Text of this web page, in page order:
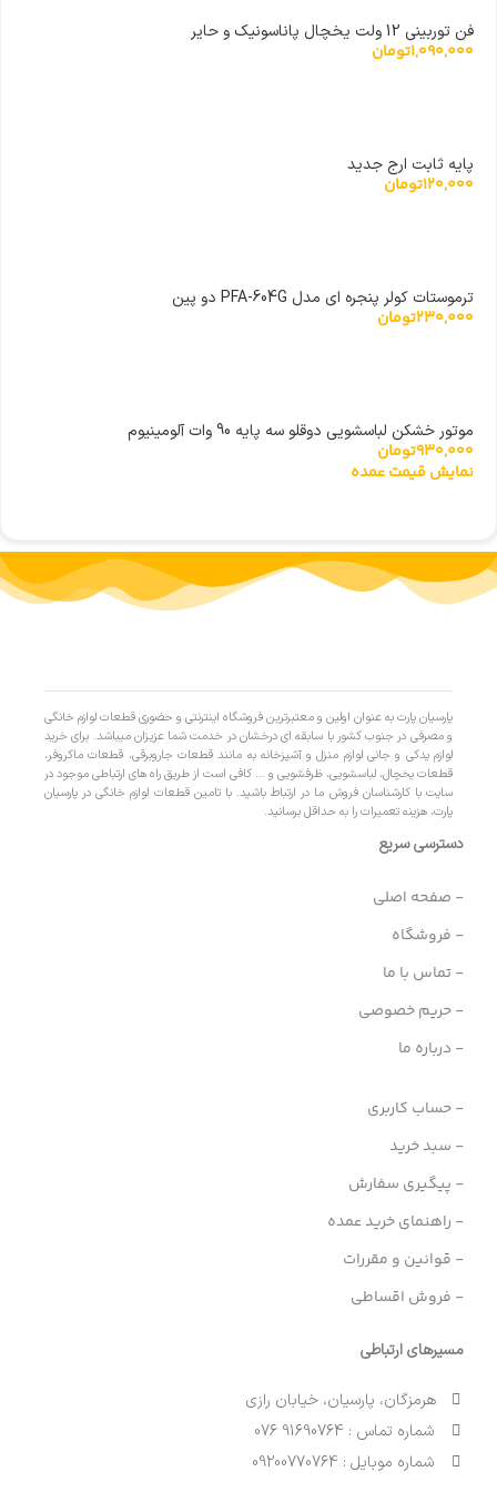
فن توربینی 12 ولت یخچال پاناسونیک و حایر
1,090,000تومان
پایه ثابت ارج جدید
120,000تومان
ترموستات کولر پنجره ای مدل PFA-604G دو پین
230,000تومان
موتور خشکن لباسشویی دوقلو سه پایه 90 وات آلومینیوم
930,000تومان
نمایش قیمت عمده
پارسیان پارت به عنوان اولین و معتبرترین فروشگاه اینترنتی و حضوری قطعات لوازم خانگی
و مصرفی در جنوب کشور با سابقه ای درخشان در خدمت شما عزیزان میباشد. برای خرید
لوازم یدکی و جانی لوازم منزل و آشپزخانه به مانند قطعات جاروبرقی، قطعات ماکروفر،
قطعات یخچال، لباسشویی، ظرفشویی و … کافی است از طریق راه های ارتباطی موجود در
سایت با کارشناسان فروش ما در ارتباط باشید. با تامین قطعات لوازم خانگی در پارسیان
پارت، هزینه تعمیرات را به حداقل برسانید.
دسترسی سریع
- صفحه اصلی
- فروشگاه
- تماس با ما
- حریم خصوصی
- درباره ما
- حساب کاربری
- سبد خرید
- پیگیری سفارش
- راهنمای خرید عمده
- قوانین و مقررات
- فروش اقساطی
مسیرهای ارتباطی
هرمزگان، پارسیان، خیابان رازی
شماره تماس : 91690764 076
شماره موبایل : 09200770764